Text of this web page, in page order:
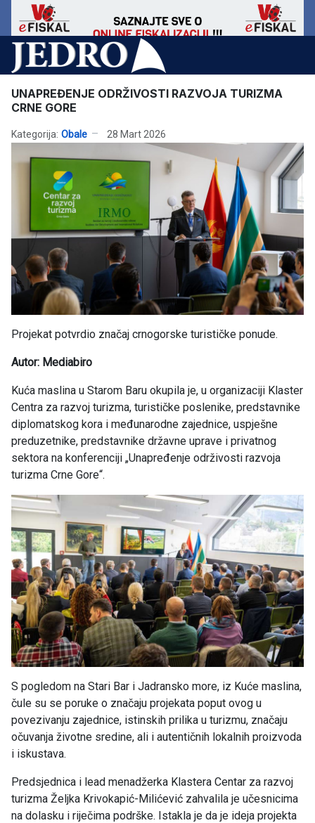
UNAPREĐENJE ODRŽIVOSTI RAZVOJA TURIZMA
CRNE GORE
Kategorija: Obale 28 Mart 2026
Projekat potvrdio značaj crnogorske turističke ponude.
Autor: Mediabiro
Kuća maslina u Starom Baru okupila je, u organizaciji Klaster
Centra za razvoj turizma, turističke poslenike, predstavnike
diplomatskog kora i međunarodne zajednice, uspješne
preduzetnike, predstavnike državne uprave i privatnog
sektora na konferenciji „Unapređenje održivosti razvoja
turizma Crne Gore“.
S pogledom na Stari Bar i Jadransko more, iz Kuće maslina,
čule su se poruke o značaju projekata poput ovog u
povezivanju zajednice, istinskih prilika u turizmu, značaju
očuvanja životne sredine, ali i autentičnih lokalnih proizvoda
i iskustava.
Predsjednica i lead menadžerka Klastera Centar za razvoj
turizma Željka Krivokapić-Milićević zahvalila je učesnicima
na dolasku i riječima podrške. Istakla je da je ideja projekta